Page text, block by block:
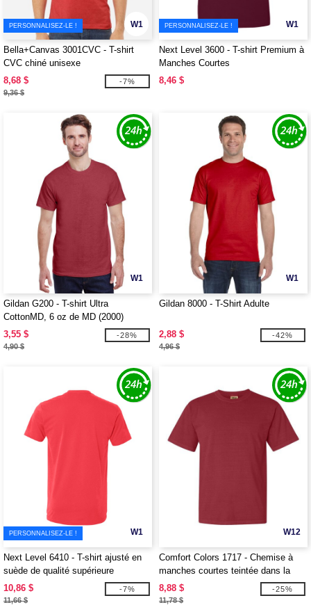
W1
PERSONNALISEZ-LE !
Bella+Canvas 3001CVC - T-shirt
CVC chiné unisexe
8,68 $
9,36 $
-7%
W1
PERSONNALISEZ-LE !
Next Level 3600 - T-shirt Premium à
Manches Courtes
8,46 $
W1
Gildan G200 - T-shirt Ultra
CottonMD, 6 oz de MD (2000)
3,55 $
4,90 $
-28%
W1
Gildan 8000 - T-Shirt Adulte
2,88 $
4,96 $
-42%
W1
PERSONNALISEZ-LE !
Next Level 6410 - T-shirt ajusté en
suède de qualité supérieure
10,86 $
11,66 $
-7%
W12
Comfort Colors 1717 - Chemise à
manches courtes teintée dans la
masse
8,88 $
11,78 $
-25%